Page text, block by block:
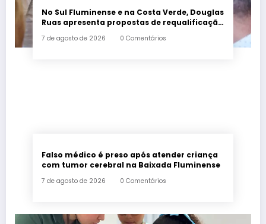
No Sul Fluminense e na Costa Verde, Douglas
Ruas apresenta propostas de requalificação
7 de agosto de 2026 0 Comentários
Falso médico é preso após atender criança
com tumor cerebral na Baixada Fluminense
7 de agosto de 2026 0 Comentários